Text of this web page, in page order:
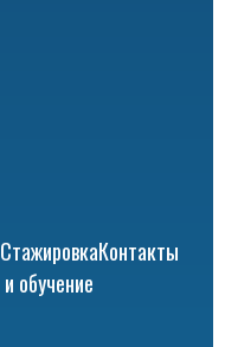
Стажировка
и обучение
Контакты